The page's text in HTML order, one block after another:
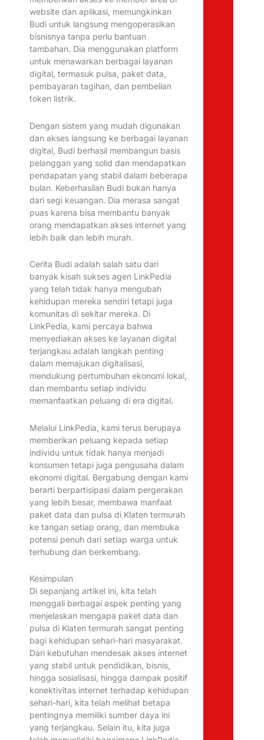
website dan aplikasi, memungkinkan
Budi untuk langsung mengoperasikan
bisnisnya tanpa perlu bantuan
tambahan. Dia menggunakan platform
untuk menawarkan berbagai layanan
digital, termasuk pulsa, paket data,
pembayaran tagihan, dan pembelian
token listrik.
Dengan sistem yang mudah digunakan
dan akses langsung ke berbagai layanan
digital, Budi berhasil membangun basis
pelanggan yang solid dan mendapatkan
pendapatan yang stabil dalam beberapa
bulan. Keberhasilan Budi bukan hanya
dari segi keuangan. Dia merasa sangat
puas karena bisa membantu banyak
orang mendapatkan akses internet yang
lebih baik dan lebih murah.
Cerita Budi adalah salah satu dari
banyak kisah sukses agen LinkPedia
yang telah tidak hanya mengubah
kehidupan mereka sendiri tetapi juga
komunitas di sekitar mereka. Di
LinkPedia, kami percaya bahwa
menyediakan akses ke layanan digital
terjangkau adalah langkah penting
dalam memajukan digitalisasi,
mendukung pertumbuhan ekonomi lokal,
dan membantu setiap individu
memanfaatkan peluang di era digital.
Melalui LinkPedia, kami terus berupaya
memberikan peluang kepada setiap
individu untuk tidak hanya menjadi
konsumen tetapi juga pengusaha dalam
ekonomi digital. Bergabung dengan kami
berarti berpartisipasi dalam pergerakan
yang lebih besar, membawa manfaat
paket data dan pulsa di Klaten termurah
ke tangan setiap orang, dan membuka
potensi penuh dari setiap warga untuk
terhubung dan berkembang.
Kesimpulan
Di sepanjang artikel ini, kita telah
menggali berbagai aspek penting yang
menjelaskan mengapa paket data dan
pulsa di Klaten termurah sangat penting
bagi kehidupan sehari-hari masyarakat.
Dari kebutuhan mendesak akses internet
yang stabil untuk pendidikan, bisnis,
hingga sosialisasi, hingga dampak positif
konektivitas internet terhadap kehidupan
sehari-hari, kita telah melihat betapa
pentingnya memiliki sumber daya ini
yang terjangkau. Selain itu, kita juga